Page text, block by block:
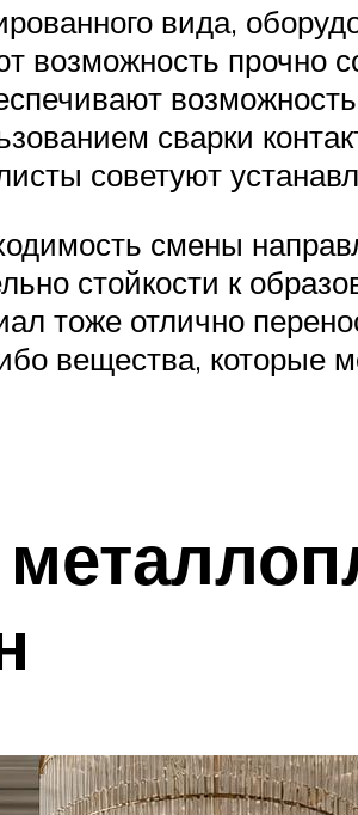
вида,
возможность прочно
сварки
советуют
смены
стойкости к
тоже отлично
вещества, которые